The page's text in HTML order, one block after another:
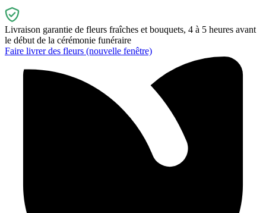
Livraison garantie de fleurs fraîches et bouquets, 4 à 5 heures avant
le début de la cérémonie funéraire
Faire livrer des fleurs (nouvelle fenêtre)